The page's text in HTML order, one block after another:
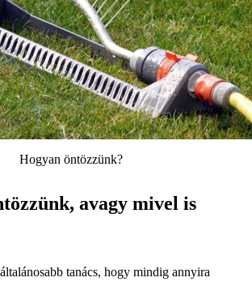
Hogyan öntözzünk?
avagy mivel is
tanács, hogy mindig annyira